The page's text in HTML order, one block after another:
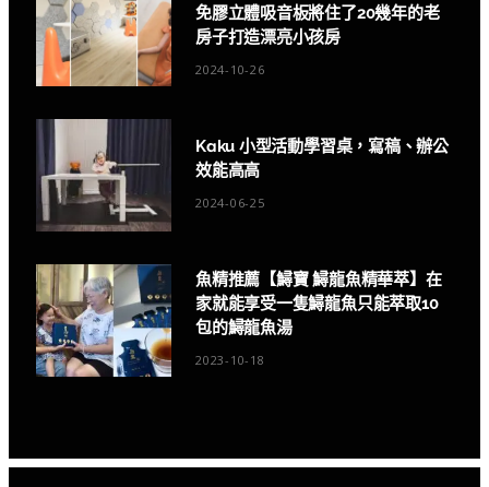
免膠立體吸音板將住了20幾年的老
房子打造漂亮小孩房
2024-10-26
Kaku 小型活動學習桌，寫稿、辦公
效能高高
2024-06-25
魚精推薦【鱘寶 鱘龍魚精華萃】在
家就能享受一隻鱘龍魚只能萃取10
包的鱘龍魚湯
2023-10-18